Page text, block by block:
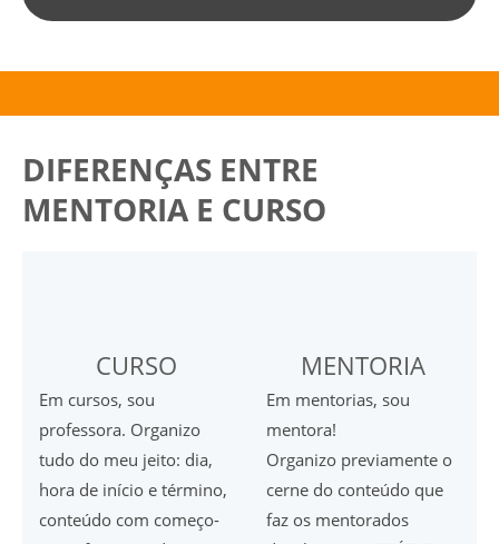
DIFERENÇAS ENTRE
MENTORIA E CURSO
CURSO
Em cursos, sou
professora. Organizo
tudo do meu jeito: dia,
hora de início e término,
conteúdo com começo-
MENTORIA
Em mentorias, sou
mentora!
Organizo previamente o
cerne do conteúdo que
faz os mentorados